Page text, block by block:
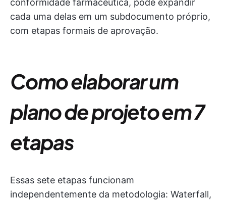
conformidade farmacêutica, pode expandir
cada uma delas em um subdocumento próprio,
com etapas formais de aprovação.
Como elaborar um
plano de projeto em 7
etapas
Essas sete etapas funcionam
independentemente da metodologia: Waterfall,